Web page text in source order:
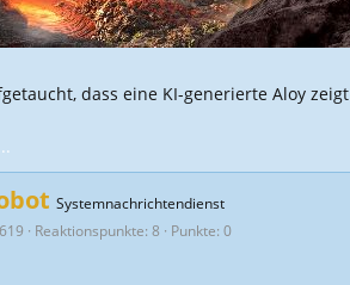
dass eine KI-generierte Aloy zeigt
Systemnachrichtendienst
Reaktionspunkte 8 Punkte 0